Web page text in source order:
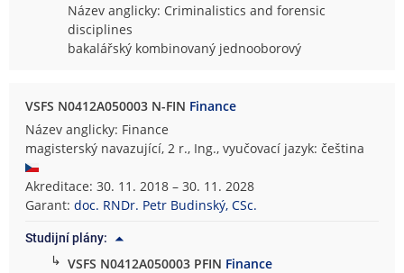
Název anglicky: Criminalistics and forensic
disciplines
bakalářský kombinovaný jednooborový
VSFS N0412A050003 N-FIN Finance
Název anglicky: Finance
magisterský navazující, 2 r., Ing., vyučovací jazyk: čeština
Akreditace: 30. 11. 2018 – 30. 11. 2028
Garant:doc. RNDr. Petr Budinský, CSc.
Studijní plány:
↳ VSFS N0412A050003 PFIN Finance